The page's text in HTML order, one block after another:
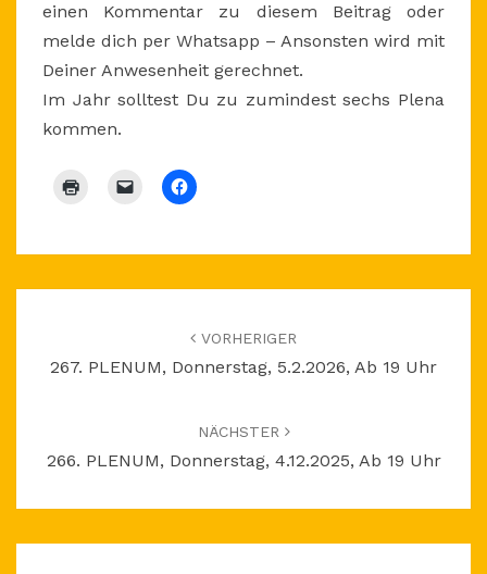
einen Kommentar zu diesem Beitrag oder
melde dich per Whatsapp – Ansonsten wird mit
Deiner Anwesenheit gerechnet.
Im Jahr solltest Du zu zumindest sechs Plena
kommen.
VORHERIGER
267. PLENUM, Donnerstag, 5.2.2026, Ab 19 Uhr
NÄCHSTER
266. PLENUM, Donnerstag, 4.12.2025, Ab 19 Uhr